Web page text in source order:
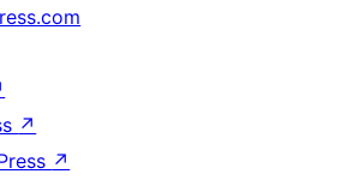
↗
↗